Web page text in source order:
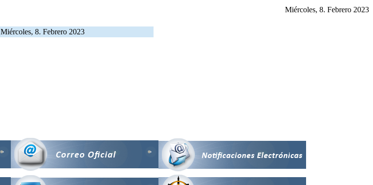
Miércoles, 8. Febrero 2023
Miércoles, 8. Febrero 2023